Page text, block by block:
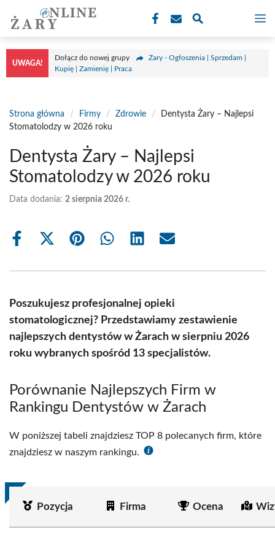
treści
UWAGA!
Dołącz do nowej grupy
Żary - Ogłoszenia | Sprzedam |
Kupię | Zamienię | Praca
Strona główna / Firmy / Zdrowie /
Dentysta Żary – Najlepsi
Stomatolodzy w 2026 roku
Dentysta Żary – Najlepsi
Stomatolodzy w 2026 roku
Data dodania: 2 sierpnia 2026 r.
Share
Share
(Twitter)
Share Share Share Share
Poszukujesz profesjonalnej opieki
stomatologicznej? Przedstawiamy zestawienie
najlepszych dentystów w Żarach w sierpniu 2026
roku wybranych spośród 13 specjalistów.
Porównanie Najlepszych Firm w
Rankingu Dentystów w Żarach
W poniższej tabeli znajdziesz TOP 8 polecanych firm, które
znajdziesz w naszym rankingu.
Pozycja Firma Ocena